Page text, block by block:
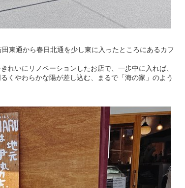
東通から春日北通を少し東に入ったところにあるカフ
れいにリノベーションしたお店で、一歩中に入れば、
くやわらかな陽が差し込む、まるで「海の家」のよう